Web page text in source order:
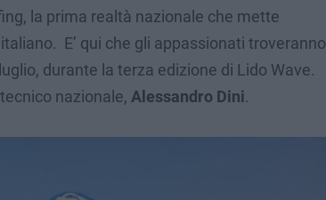
la prima realtà nazionale che mette
E’ qui che gli appassionati troveranno
durante la terza edizione di Lido Wave.
nazionale, Alessandro Dini.